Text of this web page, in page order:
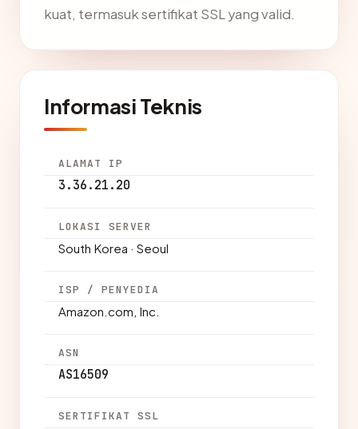
kuat, termasuk sertifikat SSL yang valid.
Informasi Teknis
ALAMAT IP
3.36.21.20
LOKASI SERVER
South Korea · Seoul
ISP / PENYEDIA
Amazon.com, Inc.
ASN
AS16509
SERTIFIKAT SSL